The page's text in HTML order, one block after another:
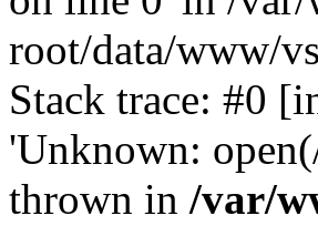
root/data/www/
Stack trace: #0
'Unknown:
thrown in /var/